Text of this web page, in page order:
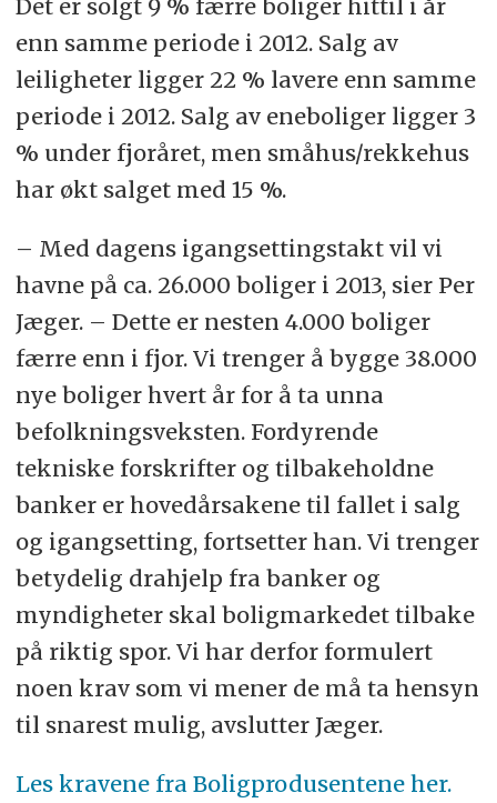
Det er solgt 9 % færre boliger hittil i år
enn samme periode i 2012. Salg av
leiligheter ligger 22 % lavere enn samme
periode i 2012. Salg av eneboliger ligger 3
% under fjoråret, men småhus/rekkehus
har økt salget med 15 %.
– Med dagens igangsettingstakt vil vi
havne på ca. 26.000 boliger i 2013, sier Per
Jæger. – Dette er nesten 4.000 boliger
færre enn i fjor. Vi trenger å bygge 38.000
nye boliger hvert år for å ta unna
befolkningsveksten. Fordyrende
tekniske forskrifter og tilbakeholdne
banker er hovedårsakene til fallet i salg
og igangsetting, fortsetter han. Vi trenger
betydelig drahjelp fra banker og
myndigheter skal boligmarkedet tilbake
på riktig spor. Vi har derfor formulert
noen krav som vi mener de må ta hensyn
til snarest mulig, avslutter Jæger.
Les kravene fra Boligprodusentene her.